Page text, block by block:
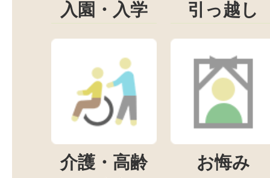
入園・入学 引っ越し
介護・高齢
お悔み